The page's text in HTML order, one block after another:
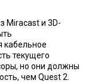
Miracast и 3D-
кабельное
текущего
но они должны
чем Quest 2.